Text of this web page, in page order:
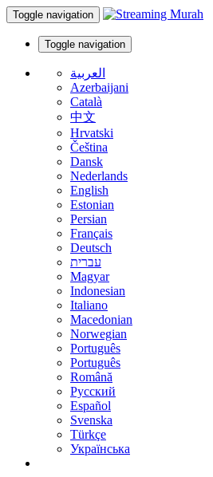
Toggle navigation
Toggle navigation
العربية
Azerbaijani
Català
中文
Hrvatski
Čeština
Dansk
Nederlands
English
Estonian
Persian
Français
Deutsch
עברית
Magyar
Indonesian
Italiano
Macedonian
Norwegian
Português
Português
Română
Русский
Español
Svenska
Türkçe
Українська